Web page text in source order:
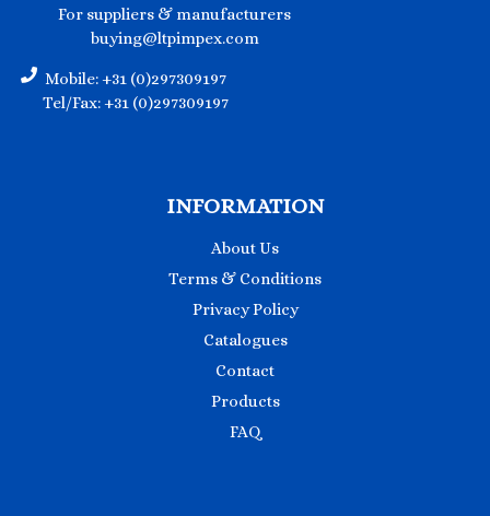
For suppliers & manufacturers
buying@ltpimpex.com
Mobile: +31 (0)297309197
Tel/Fax: +31 (0)297309197
INFORMATION
About Us
Terms & Conditions
Privacy Policy
Catalogues
Contact
Products
FAQ